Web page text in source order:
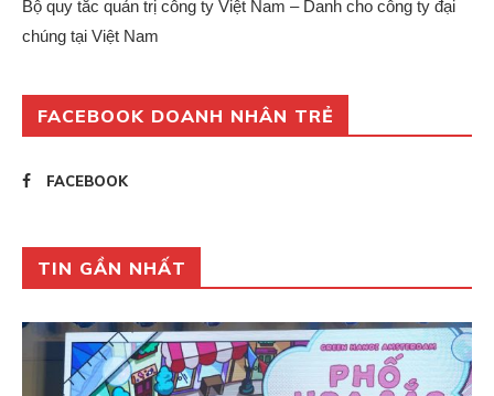
Bộ quy tắc quản trị công ty Việt Nam – Danh cho công ty đại
chúng tại Việt Nam
FACEBOOK DOANH NHÂN TRẺ
FACEBOOK
TIN GẦN NHẤT